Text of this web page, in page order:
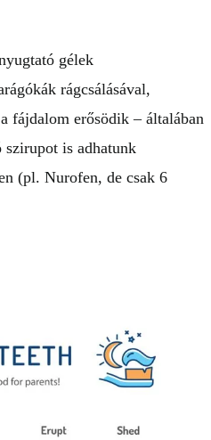
gélek
rágcsálásával,
fájdalom erősödik – általában
is adhatunk
(pl. Nurofen, de csak 6